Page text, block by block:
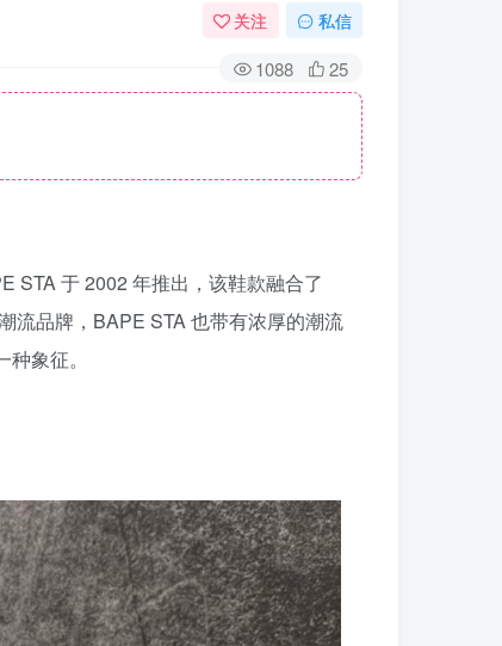
关注 私信
1088 25
STA 于 2002 年推出，该鞋款融合了
流品牌，BAPE STA 也带有浓厚的潮流
象征。